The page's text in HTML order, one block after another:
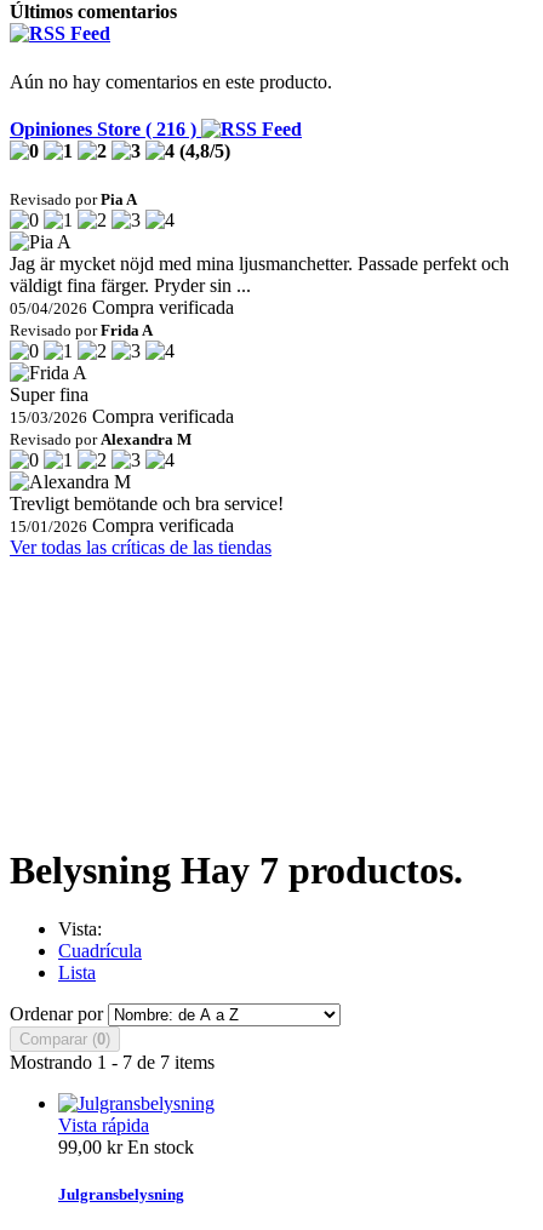
Últimos comentarios
Aún no hay comentarios en este producto.
Opiniones Store ( 216 )
(4,8/5)
Revisado porPia A
Jag är mycket nöjd med mina ljusmanchetter. Passade perfekt och
väldigt fina färger. Pryder sin ...
05/04/2026 Compra verificada
Revisado porFrida A
Super fina
15/03/2026 Compra verificada
Revisado porAlexandra M
Trevligt bemötande och bra service!
15/01/2026 Compra verificada
Ver todas las críticas de las tiendas
Belysning Hay 7 productos.
Vista:
Cuadrícula
Lista
Ordenar por
Comparar (0)
Mostrando 1 - 7 de 7 items
Vista rápida
99,00 krEn stock
Julgransbelysning